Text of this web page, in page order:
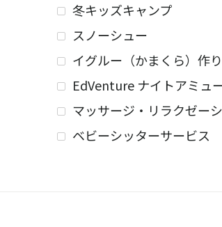
スノーシュー
イグルー（かまくら）作
EdVenture ナイトアミュ
冬キッズキャンプ
ベビーシッターサービス
マッサージ・リラクゼー